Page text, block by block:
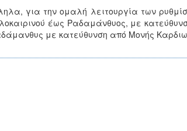
για την ομαλή λειτουργία των
έως Ραδαμάνθυος, με
με κατεύθυνση από Μονής